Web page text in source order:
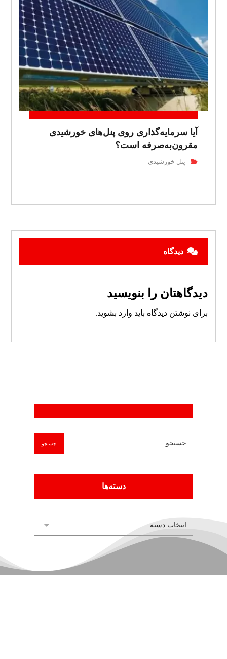
آیا سرمایه‌گذاری روی پنل‌های خورشیدی
مقرون‌به‌صرفه است؟
پنل خورشیدی
دیدگاه
دیدگاهتان را بنویسید
برای نوشتن دیدگاه باید وارد بشوید.
دسته‌ها